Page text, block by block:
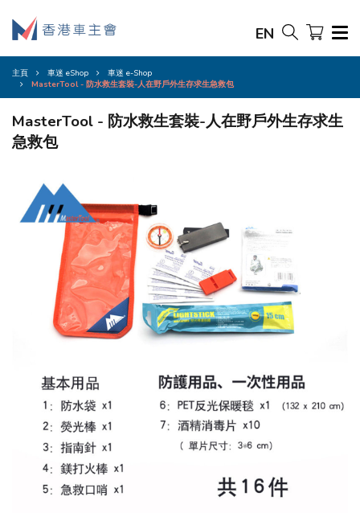
EN
主頁 車迷 eShop
車迷 e-Shop
MasterTool - 防水救生套裝-人在野戶外生存求生急救包
MasterTool - 防水救生套裝-人在野戶外生存求生
急救包